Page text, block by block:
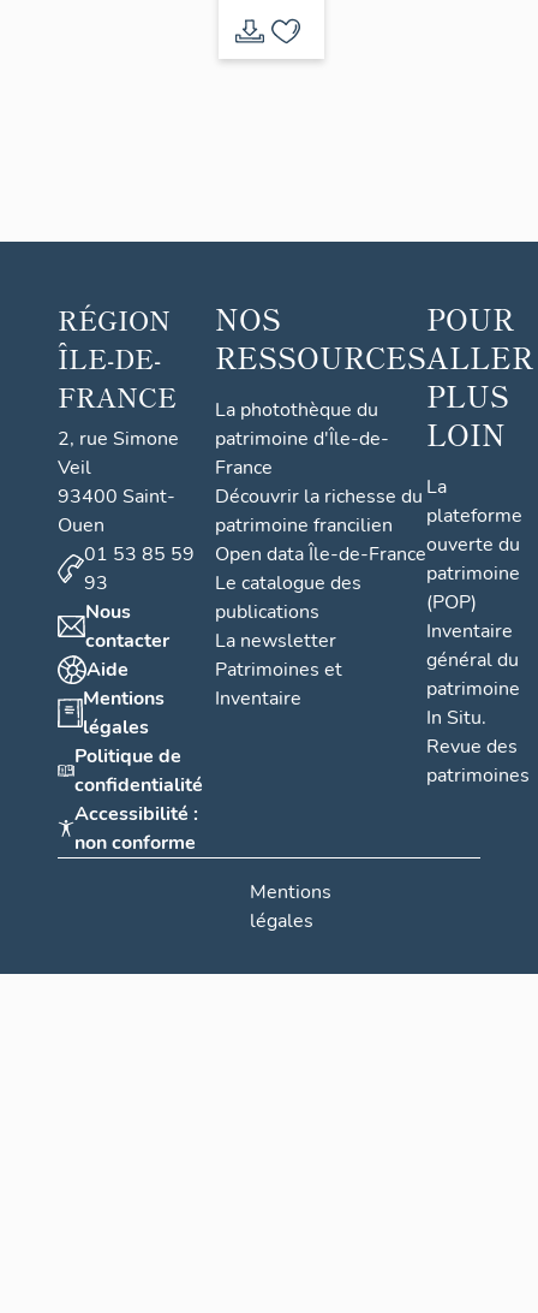
RÉGION
ÎLE-DE-
FRANCE
2, rue Simone
Veil
93400 Saint-
Ouen
01 53 85 59
93
Nous
contacter
Aide
Mentions
légales
Politique de
confidentialité
Accessibilité :
non conforme
NOS
RESSOURCES
La photothèque du
patrimoine d'Île-de-
France
Découvrir la richesse du
patrimoine francilien
Open data Île-de-France
Le catalogue des
publications
La newsletter
Patrimoines et
Inventaire
POUR
ALLER
PLUS
LOIN
La
plateforme
ouverte du
patrimoine
(POP)
Inventaire
général du
patrimoine
In Situ.
Revue des
patrimoines
Mentions
légales